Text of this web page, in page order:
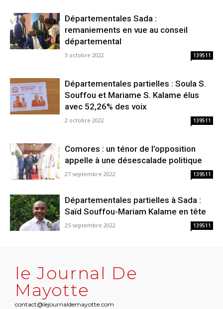
Départementales Sada :
remaniements en vue au conseil
départemental
3 octobre 2022 139511
Départementales partielles : Soula S.
Souffou et Mariame S. Kalame élus
avec 52,26% des voix
2 octobre 2022 139511
Comores : un ténor de l’opposition
appelle à une désescalade politique
27 septembre 2022 139511
Départementales partielles à Sada :
Saïd Souffou-Mariam Kalame en tête
25 septembre 2022 139511
le Journal De
Mayotte
contact@lejournaldemayotte.com